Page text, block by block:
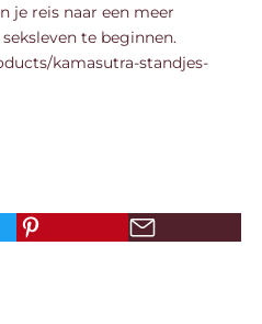
je reis naar een meer
te beginnen.
kamasutra-standjes-